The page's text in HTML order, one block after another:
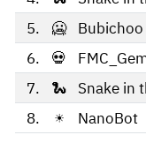
5.
🥶 Bubichoo
6.
💀
7.
🐍 Snake in
8.
☀️ NanoBot